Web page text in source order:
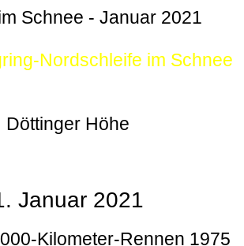
Schnee - Januar 2021
Nordschleife im Schnee
Döttinger Höhe
Januar 2021
Kilometer-Rennen 1975